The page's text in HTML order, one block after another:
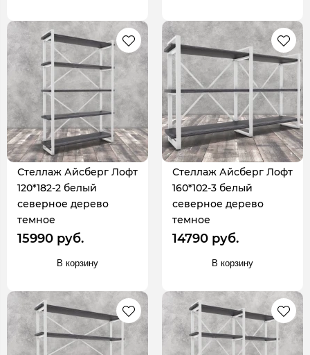
Стеллаж Айсберг Лофт
120*182-2 белый
северное дерево
темное
15990 руб.
В корзину
Стеллаж Айсберг Лофт
160*102-3 белый
северное дерево
темное
14790 руб.
В корзину